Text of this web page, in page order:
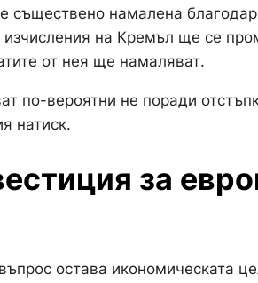
съществено намалена
изчисления на Кремъл ще се
от нея ще намаляват.
по-вероятни не поради
натиск.
за
остава икономическата